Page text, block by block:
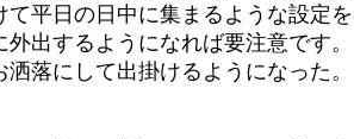
平日の日中に集まるような設定を
出するようになれば要注意です。
落にして出掛けるようになった。